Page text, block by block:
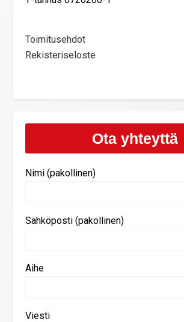
Toimitusehdot
Rekisteriseloste
Ota yhteyttä
Nimi (pakollinen)
Sähköposti (pakollinen)
Aihe
Viesti